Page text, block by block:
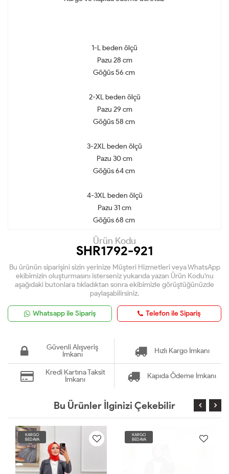
1-L beden ölçü
Pazu 28 cm
Göğüs 56 cm
2-XL beden ölçü
Pazu 29 cm
Göğüs 58 cm
3-2XL beden ölçü
Pazu 30 cm
Göğüs 64 cm
4-3XL beden ölçü
Pazu 31 cm
Göğüs 68 cm
Ürün Kodu
SHR1792-921
Bu ürünün siparişini sizin yerinize Müşteri Hizmetleri veya WhatsApp
ekibimizin oluşturmasını isterseniz yukarıda yazan Ürün Kodu'nu
aşağıdaki butonlara tıkladıktan sonra ekibimizle görüştüğünüzde
paylaşabilirsiniz.
Whatsapp ile Sipariş Telefon ile Sipariş
Güvenli Alışveriş
İmkanı
Hızlı Kargo İmkanı
Kredi Kartına Taksit
İmkanı
Kapıda Ödeme İmkanı
Bu Ürünler İlginizi Çekebilir
KARGO
BEDAVA
KARGO
BEDAVA